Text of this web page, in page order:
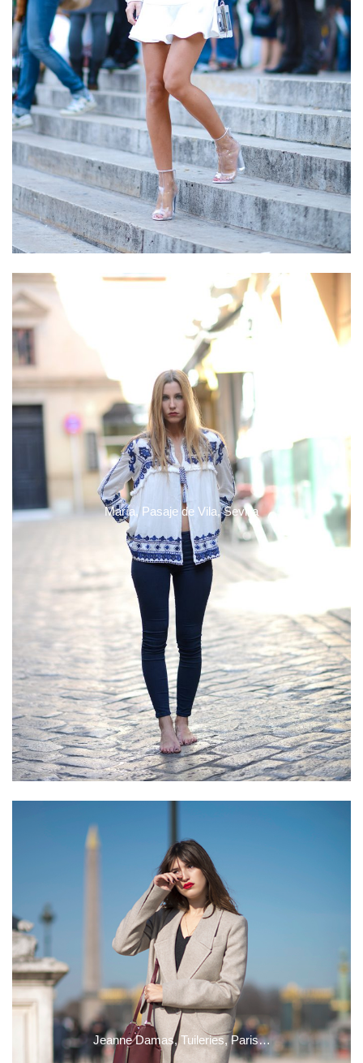
María, Pasaje de Vila, Sevilla
Jeanne Damas, Tuileries, Paris…